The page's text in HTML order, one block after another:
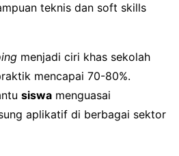
teknis dan soft skills
menjadi ciri khas sekolah
mencapai 70-80%.
siswa menguasai
aplikatif di berbagai sektor